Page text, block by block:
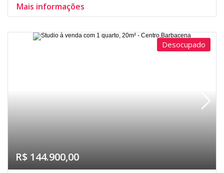
Mais informações
Desocupado
R$ 144.900,00